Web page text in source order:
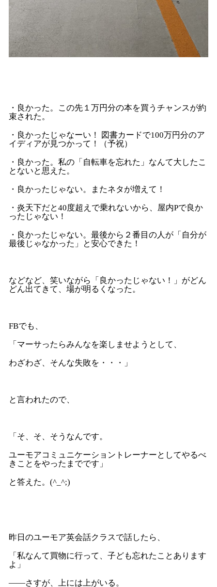
・良かった。この先１万円分の本を買うチャンスが約
束された。
・良かったじゃなーい！ 図書カードで100万円分のア
イディアが見つかって！（予祝）
・良かった。私の「自転車を忘れた」なんて大したこ
とないと思えた。
・良かったじゃない。またネタが増えて！
・炎天下だと40度超えで乗れないから、屋内Pで良か
ったじゃない！
・良かったじゃない。最後から２番目の人が「自分が
最後じゃなかった」と安心できた！
などなど、笑いながら「良かったじゃない！」がどん
どん出てきて、場が明るくなった。
FBでも、
「マーサったらみんなを楽しませようとして、
わざわざ、そんな失敗を・・・」
と言われたので、
「そ、そ、そうなんです。
ユーモアコミュニケーショントレーナーとしてやるべ
きことをやったまでです」
と答えた。(^_^;)
昨日のユーモア英会話クラスで話したら、
「私なんて買物に行って、子ども忘れたことあります
よ」
――さすが、上には上がいる。